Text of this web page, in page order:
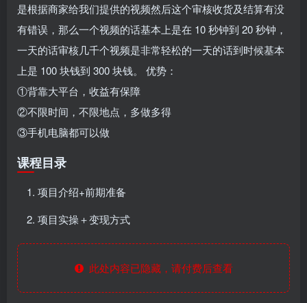
是根据商家给我们提供的视频然后这个审核收货及结算有没
有错误，那么一个视频的话基本上是在 10 秒钟到 20 秒钟，
一天的话审核几千个视频是非常轻松的一天的话到时候基本
上是 100 块钱到 300 块钱。 优势：
①背靠大平台，收益有保障
②不限时间，不限地点，多做多得
③手机电脑都可以做
课程目录
项目介绍+前期准备
项目实操＋变现方式
此处内容已隐藏，请付费后查看